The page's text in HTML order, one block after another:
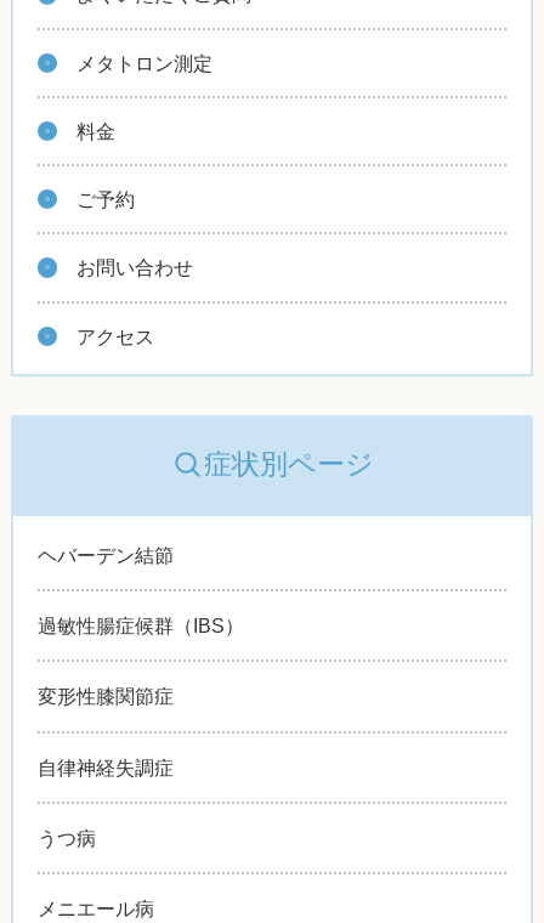
メタトロン測定
料金
ご予約
お問い合わせ
アクセス
症状別ページ
ヘバーデン結節
過敏性腸症候群（IBS）
変形性膝関節症
自律神経失調症
うつ病
メニエール病